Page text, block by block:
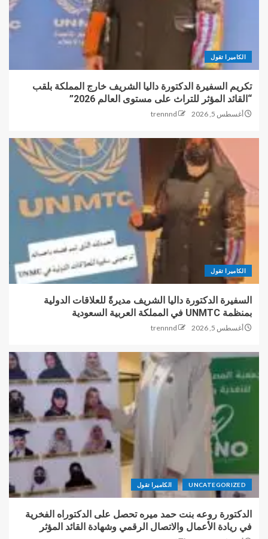
الكاميرا تقول
تكريم السفيرة الدكتورة داليا الشريف خارج المملكة بلقب
“القائد المؤثر للتراث على مستوى العالم 2026”
أغسطس 5, 2026 trennnd
الكاميرا تقول
السفيرة الدكتورة داليا الشريف مديرةً للعلاقات الدولية
بمنظمة UNMTC في المملكة العربية السعودية
أغسطس 5, 2026 trennnd
UNCATEGORIZED الكاميرا تقول
الدكتورة روعه بنت حمد ميره تحصل على الدكتوراه الفخرية
في ريادة الأعمال والاتصال الرقمي وشهادة القائد المؤثر